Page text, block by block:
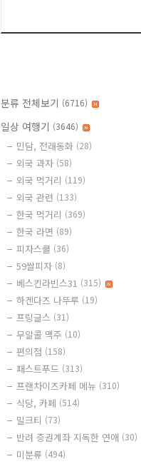
분류 전체보기 (6716)
일상 여행기 (3646)
민담, 전래동화 (28)
외국 과자 (58)
외국 먹거리 (119)
외국 관련 (133)
한국 먹거리 (369)
한국 라면 (89)
피자스쿨 (36)
59쌀피자 (8)
베스킨라빈스31 (315)
하겐다즈 나뚜루 (19)
프링글스 (31)
무알콜 맥주 (10)
편의점 (158)
패스트푸드 (313)
프랜차이즈카페 메뉴 (310)
식당, 카페 (514)
밀크티 (73)
반려 증권계좌 지독한 연애 (30)
미분류 (494)